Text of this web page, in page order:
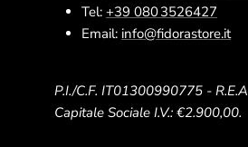
Tel: +39 080 3526427
Email: info@fidorastore.it
P.I./C.F. IT01300990775 -
Capitale Sociale I.V.: €2.900,00.